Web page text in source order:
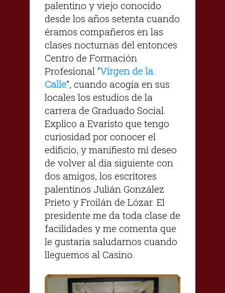
palentino y viejo conocido
desde los años setenta cuando
éramos compañeros en las
clases nocturnas del entonces
Centro de Formación
Profesional “Virgen de la
Calle”, cuando acogía en sus
locales los estudios de la
carrera de Graduado Social.
Explico a Evaristo que tengo
curiosidad por conocer el
edificio, y manifiesto mi deseo
de volver al día siguiente con
dos amigos, los escritores
palentinos Julián González
Prieto y Froilán de Lózar. El
presidente me da toda clase de
facilidades y me comenta que
le gustaría saludarnos cuando
lleguemos al Casino.